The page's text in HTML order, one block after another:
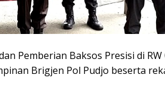
Pemberian Baksos Presisi di RW
Brigjen Pol Pudjo beserta